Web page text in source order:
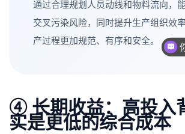
通过合理规划人员动线和物料流向，
交叉污染风险，同时提升生产组织效
产过程更加规范、有序和安全。
④ 长期收益：高投入
实是更低的综合成本